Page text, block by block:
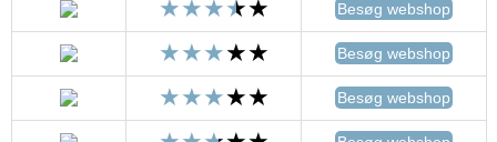
Besøg webshop
Besøg webshop
Besøg webshop